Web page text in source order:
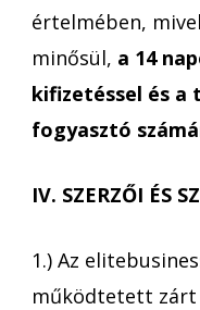
értelmében,
minősül, a 14
kifizetéssel és a
fogyasztó
IV. SZERZŐI ÉS
1.) Az
működtetett zárt